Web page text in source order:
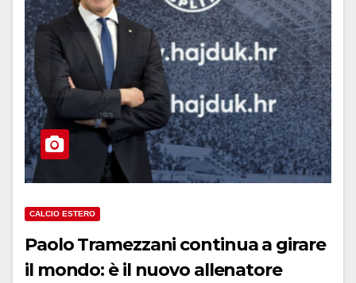
CALCIO ESTERO
Paolo Tramezzani continua a girare
il mondo: è il nuovo allenatore